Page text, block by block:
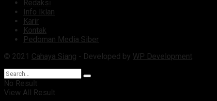
Redaksi
Info Iklan
Karir
Kontak
Pedoman Media Siber
© 2021 Cahaya Siang - Developed by WP Development.
No Result
View All Result